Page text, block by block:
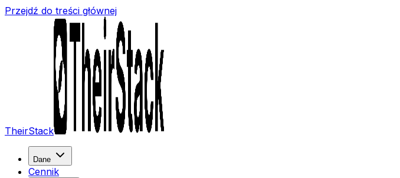
Przejdź do treści głównej
TheirStack
Dane
Cennik